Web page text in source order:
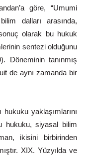
göre,
“Umumi
bilim dalları
arasında,
olarak bu hukuk
sentezi olduğunu
Döneminin tanınmış
de aynı zamanda bir
yaklaşımlarını
hukuku, siyasal bilim
ikisini birbirinden
XIX. Yüzyılda ve